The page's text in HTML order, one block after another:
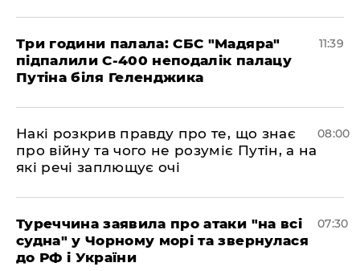
Три години палала: СБС "Мадяра"
підпалили С-400 неподалік палацу
Путіна біля Геленджика
11:39
Накі розкрив правду про те, що знає
про війну та чого не розуміє Путін, а на
які речі заплющує очі
08:00
Туреччина заявила про атаки "на всі
судна" у Чорному морі та звернулася
до РФ і України
07:30